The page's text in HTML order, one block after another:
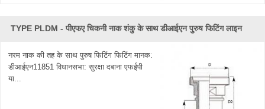
TYPE PLDM - पीएफए ​​चिकनी नाक शंकु के साथ डीआईएन पुरुष फिटिंग लाइन
नरम नाक की तह के साथ पुरुष फिटिंग फिटिंग मानक:
डीआईएन11851 विधानसभा: सुरक्षा दबाना एफईपी
या...